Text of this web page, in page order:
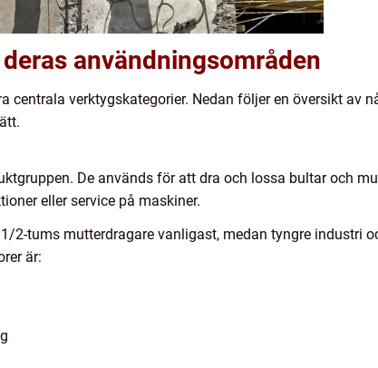
användningsområden
centrala verktygskategorier. Nedan följer en översikt av
De används för att dra och lossa bultar och
eller service på maskiner.
2-tums mutterdragare vanligast, medan tyngre industri
är: